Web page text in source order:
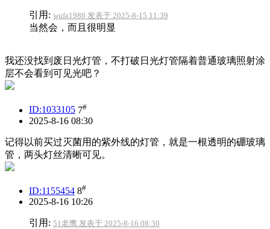
引用: wufa1986 发表于 2025-8-15 11:39
当然会，而且很明显
我还没找到废日光灯管，不打破日光灯管隔着普通玻璃照射涂
层不会看到可见光吧？
ID:1033105 7#
2025-8-16 08:30
记得以前买过灭菌用的紫外线的灯管，就是一根透明的硼玻璃
管，两头灯丝清晰可见。
ID:1155454 8#
2025-8-16 10:26
引用: 51老鹰 发表于 2025-8-16 08:30